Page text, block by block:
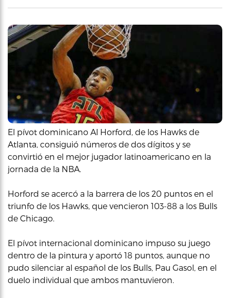
El pívot dominicano Al Horford, de los Hawks de
Atlanta, consiguió números de dos dígitos y se
convirtió en el mejor jugador latinoamericano en la
jornada de la NBA.
Horford se acercó a la barrera de los 20 puntos en el
triunfo de los Hawks, que vencieron 103-88 a los Bulls
de Chicago.
El pívot internacional dominicano impuso su juego
dentro de la pintura y aportó 18 puntos, aunque no
pudo silenciar al español de los Bulls, Pau Gasol, en el
duelo individual que ambos mantuvieron.